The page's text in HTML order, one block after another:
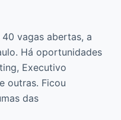
vagas abertas, a
Há oportunidades
Executivo
outras. Ficou
das